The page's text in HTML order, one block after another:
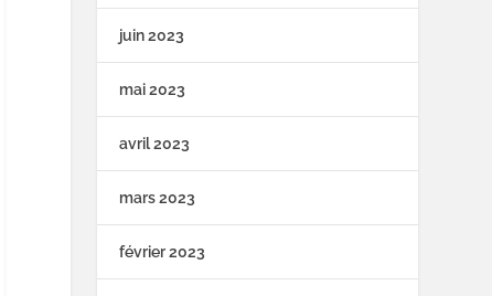
juin 2023
mai 2023
avril 2023
mars 2023
février 2023